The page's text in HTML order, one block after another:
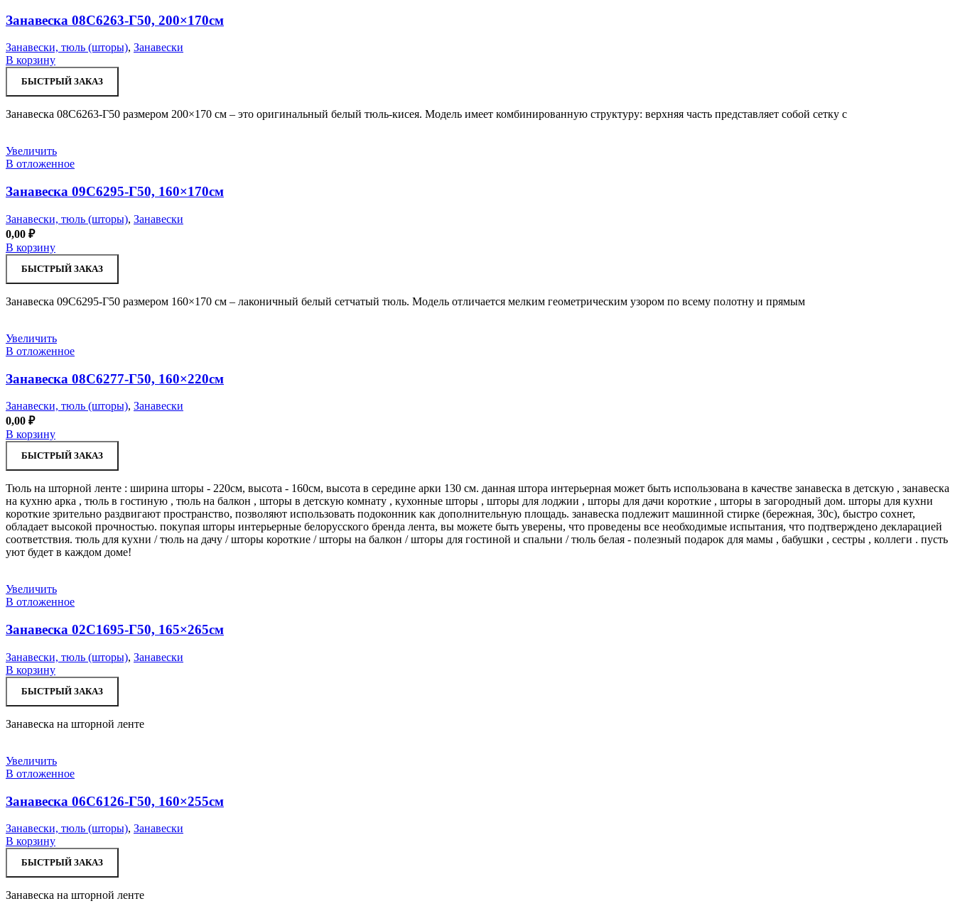
Занавеска 08С6263-Г50, 200×170см
Занавески, тюль (шторы), Занавески
В корзину
БЫСТРЫЙ ЗАКАЗ
Занавеска 08С6263-Г50 размером 200×170 см – это оригинальный белый тюль-кисея. Модель имеет комбинированную структуру: верхняя часть представляет собой сетку с
Увеличить
В отложенное
Занавеска 09С6295-Г50, 160×170см
Занавески, тюль (шторы), Занавески
0,00 ₽
В корзину
БЫСТРЫЙ ЗАКАЗ
Занавеска 09С6295-Г50 размером 160×170 см – лаконичный белый сетчатый тюль. Модель отличается мелким геометрическим узором по всему полотну и прямым
Увеличить
В отложенное
Занавеска 08С6277-Г50, 160×220см
Занавески, тюль (шторы), Занавески
0,00 ₽
В корзину
БЫСТРЫЙ ЗАКАЗ
Тюль на шторной ленте : ширина шторы - 220см, высота - 160см, высота в середине арки 130 см. данная штора интерьерная может быть использована в качестве занавеска в детскую , занавеска
на кухню арка , тюль в гостиную , тюль на балкон , шторы в детскую комнату , кухонные шторы , шторы для лоджии , шторы для дачи короткие , шторы в загородный дом. шторы для кухни
короткие зрительно раздвигают пространство, позволяют использовать подоконник как дополнительную площадь. занавеска подлежит машинной стирке (бережная, 30с), быстро сохнет,
обладает высокой прочностью. покупая шторы интерьерные белорусского бренда лента, вы можете быть уверены, что проведены все необходимые испытания, что подтверждено декларацией
соответствия. тюль для кухни / тюль на дачу / шторы короткие / шторы на балкон / шторы для гостиной и спальни / тюль белая - полезный подарок для мамы , бабушки , сестры , коллеги . пусть
уют будет в каждом доме!
Увеличить
В отложенное
Занавеска 02С1695-Г50, 165×265см
Занавески, тюль (шторы), Занавески
В корзину
БЫСТРЫЙ ЗАКАЗ
Занавеска на шторной ленте
Увеличить
В отложенное
Занавеска 06С6126-Г50, 160×255см
Занавески, тюль (шторы), Занавески
В корзину
БЫСТРЫЙ ЗАКАЗ
Занавеска на шторной ленте